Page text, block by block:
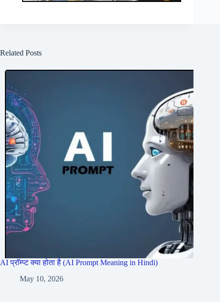
Related Posts
AI प्रॉम्प्ट क्या होता है (AI Prompt Meaning in Hindi)
May 10, 2026